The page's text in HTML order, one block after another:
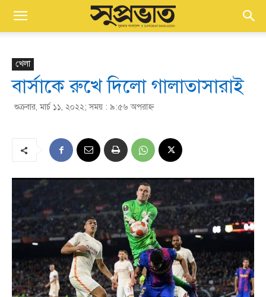
খেলা
বার্সাকে রুখে দিলো গালাতাসারাই
শুক্রবার, মার্চ ১১, ২০২২; সময় : ৯:৫৬ অপরাহ্ণ